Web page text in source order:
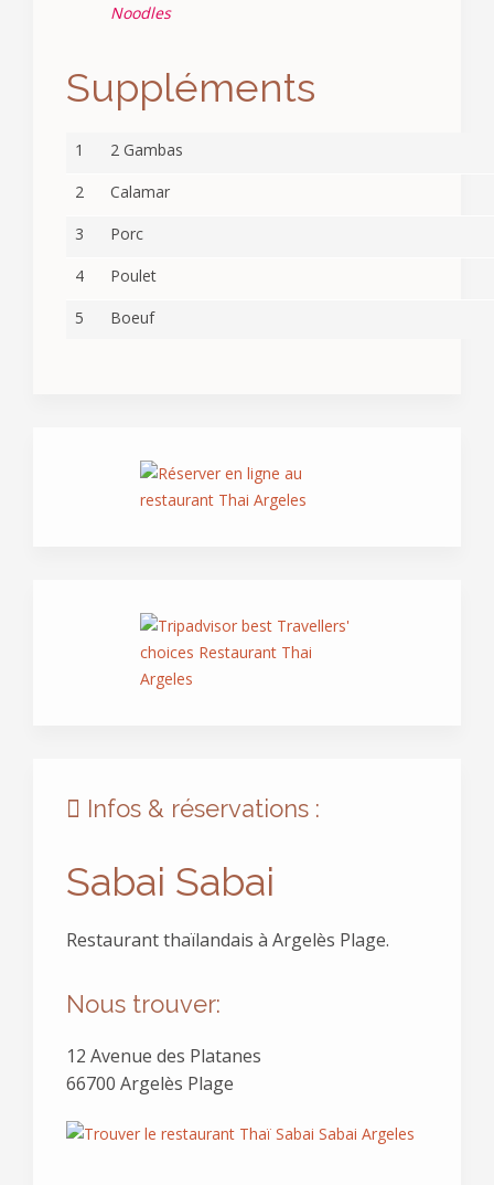
Noodles
Suppléments
1
2 Gambas
2
Calamar
3
Porc
4
Poulet
5
Boeuf
Infos & réservations :
Sabai Sabai
Restaurant thaïlandais à Argelès Plage.
Nous trouver:
12 Avenue des Platanes
66700 Argelès Plage